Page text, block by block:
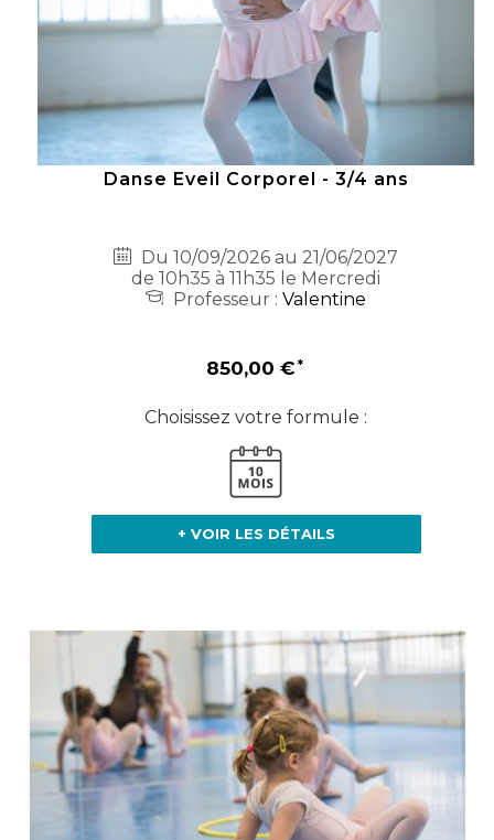
Danse Eveil Corporel - 3/4 ans
Du 10/09/2026 au 21/06/2027
de 10h35 à 11h35 le Mercredi
Professeur :Valentine
850,00 €
Choisissez votre formule :
+ VOIR LES DÉTAILS